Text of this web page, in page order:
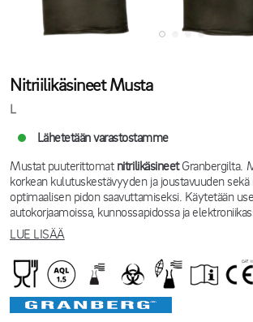
Nitriilikäsineet Musta
L
Lähetetään varastostamme
Mustat puuterittomat nitrilikäsineetGranbergilta.
korkean kulutuskestävyyden ja joustavuuden
optimaalisen pidon saavuttamiseksi. Käytetään
autokorjaamoissa, kunnossapidossa ja
LUE LISÄÄ